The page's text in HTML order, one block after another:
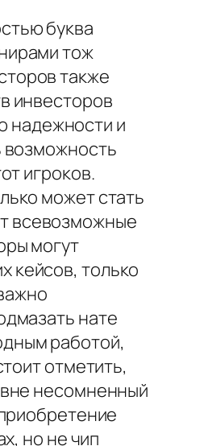
буква
тож
также
инвесторов
надежности и
возможность
игроков.
может стать
всевозможные
могут
кейсов, только
нате
работой,
отметить,
вне несомненный
но не чип